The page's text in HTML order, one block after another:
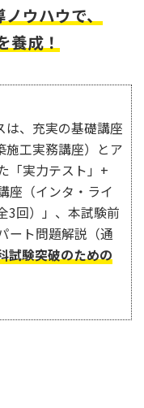
ウハウで、
養成！
は、充実の基礎講座
施工実務講座）とア
「実力テスト」+
座（インタ・ライ
3回）」、本試験前
ート問題解説（通
試験突破のための